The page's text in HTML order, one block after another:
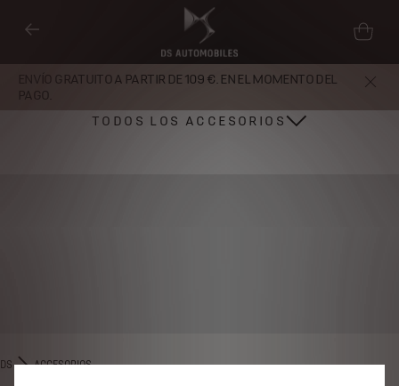
ENVÍO GRATUITO A PARTIR DE 109 €. EN EL MOMENTO DEL
PAGO.
TODOS LOS ACCESORIOS
DS ACCESORIOS
Herramientas mejoran la usabilidad y el rendimiento mediante diversas